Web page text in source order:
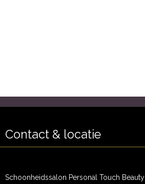
Contact & locatie
Schoonheidssalon Personal Touch Beauty